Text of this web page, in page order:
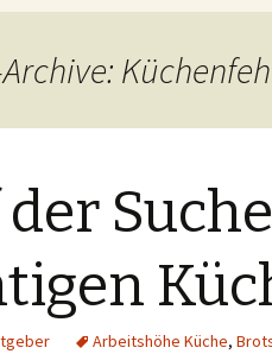
Arbeitshöhe Küche,